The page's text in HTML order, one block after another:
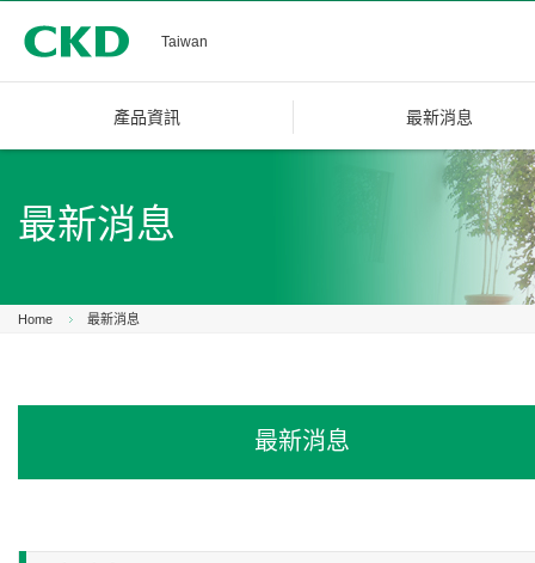
CKDTaiwan
產品資訊 最新消息
最新消息
Home 最新消息
最新消息